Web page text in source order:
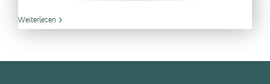
Weiterlesen